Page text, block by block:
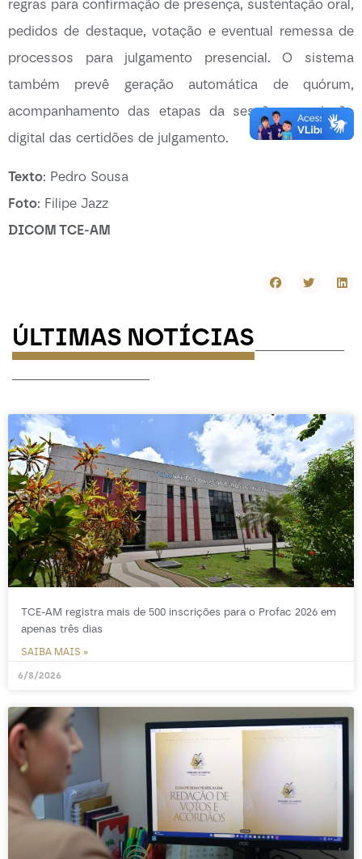
regras para confirmação de presença, sustentação oral,
pedidos de destaque, votação e eventual remessa de
processos para julgamento presencial. O sistema
também prevê geração automática de quórum,
acompanhamento das etapas da sessão e emissão
digital das certidões de julgamento.
Texto: Pedro Sousa
Foto: Filipe Jazz
DICOM TCE-AM
ÚLTIMAS NOTÍCIAS
-----------------
TCE-AM registra mais de 500 inscrições para o Profac 2026 em
apenas três dias
SAIBA MAIS »
6/8/2026